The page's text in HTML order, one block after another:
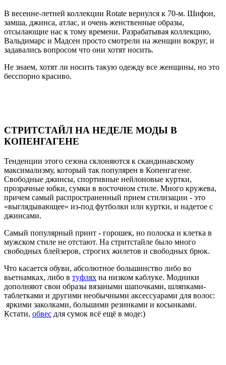
В весенне-летней коллекции Rotate вернулся к 70-м. Шифон,
замша, джинса, атлас, и очень женственные образы,
отсылающие нас к тому времени. Разрабатывая коллекцию,
Вальдимарс и Мадсен просто смотрели на женщин вокруг, и
задавались вопросом что они хотят носить.
Не знаем, хотят ли носить такую одежду все женщины, но это
бесспорно красиво.
СТРИТСТАЙЛ НА НЕДЕЛЕ МОДЫ В
КОПЕНГАГЕНЕ
Тенденции этого сезона склоняются к скандинавскому
максимализму, который так популярен в Копенгагене.
Свободные джинсы, спортивные нейлоновые куртки,
прозрачные юбки, сумки в восточном стиле. Много кружева,
причем самый распространенный прием стилизации - это
«выглядывающее» из-под футболки или куртки, и надетое с
джинсами.
Самый популярный принт - горошек, но полоска и клетка в
мужском стиле не отстают. На стритстайле было много
свободных блейзеров, строгих жилетов и свободных брюк.
Что касается обуви, абсолютное большинство либо во
вьетнамках, либо в туфлях на низком каблуке. Модники
дополняют свои образы вязаными шапочками, шляпками-
таблетками и другими необычными аксессуарами для волос:
яркими заколками, большими резинками и косынками.
Кстати, обвес для сумок всё ещё в моде:)